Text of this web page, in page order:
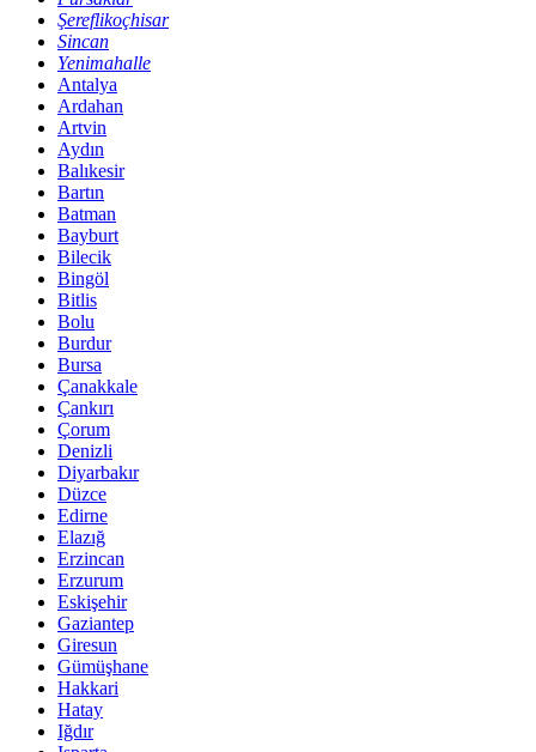
Şereflikoçhisar
Sincan
Yenimahalle
Antalya
Ardahan
Artvin
Aydın
Balıkesir
Bartın
Batman
Bayburt
Bilecik
Bingöl
Bitlis
Bolu
Burdur
Bursa
Çanakkale
Çankırı
Çorum
Denizli
Diyarbakır
Düzce
Edirne
Elazığ
Erzincan
Erzurum
Eskişehir
Gaziantep
Giresun
Gümüşhane
Hakkari
Hatay
Iğdır